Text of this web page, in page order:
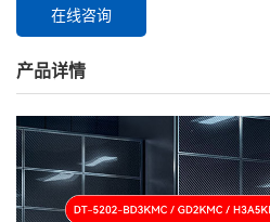
在线咨询
产品详情